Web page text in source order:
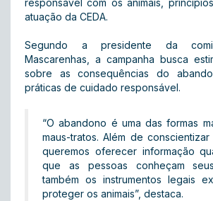
responsável com os animais,
atuação da CEDA.
Segundo a presidente da
Mascarenhas, a campanha busca
sobre as consequências do
práticas de cuidado responsável.
“O abandono é uma das formas
maus-tratos. Além de conscientizar
queremos oferecer informação
que as pessoas conheçam
também os instrumentos legais
proteger os animais”, destaca.